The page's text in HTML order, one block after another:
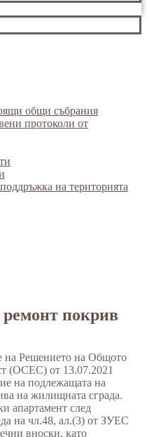
общи събрания
протоколи от
на територията
покрив
на Решението на Общото
(ОСЕС) от 13.07.2021
на подлежащата на
на жилищната сграда.
апартамент след
на чл.48, ал.(3) от ЗУЕС
вноски, като